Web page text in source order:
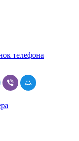
телефона